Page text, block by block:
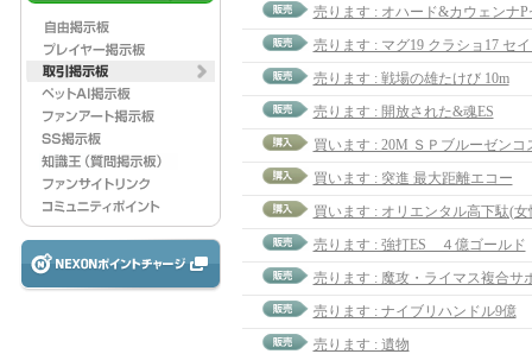
売ります : マグ19 クラショ17 セ
売ります : 戦場の雄たけび 10m
売ります : 開放された&魂ES
買います : 突進 最大距離エコー
買います : オリエンタル高下駄(女
売ります : 強打ES ４億ゴールド
売ります : 魔攻・ライマス複合サ
売ります : ナイブリハンドル9億
売ります : 遺物